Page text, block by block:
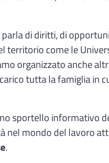
di diritti, di
come le
organizzato anche
tutta la famiglia in
sportello informativo
mondo del lavoro
.